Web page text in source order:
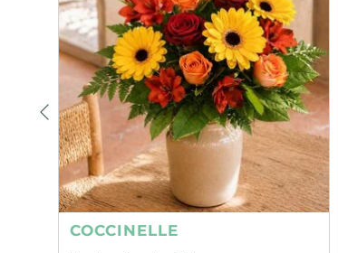
COCCINELLE
Précédent